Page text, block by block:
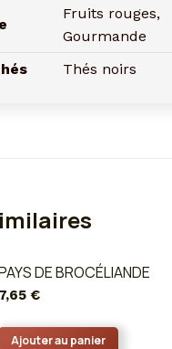
Fruits rouges,
Gourmande
Thés noirs
DE BROCÉLIANDE
7,65 €
Ajouter au panier